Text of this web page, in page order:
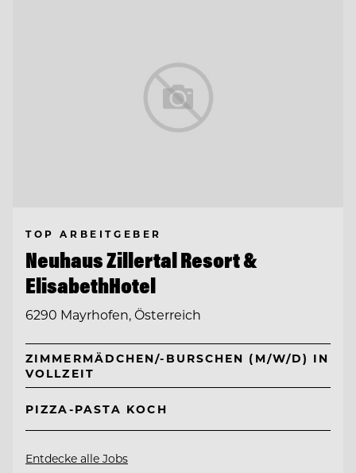
TOP ARBEITGEBER
Neuhaus Zillertal Resort &
ElisabethHotel
6290 Mayrhofen, Österreich
ZIMMERMÄDCHEN/-BURSCHEN (M/W/D) IN
VOLLZEIT
PIZZA-PASTA KOCH
Entdecke alle Jobs